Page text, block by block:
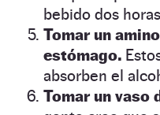
bebido dos
Tomar un
estómago.
absorben el
Tomar un vaso